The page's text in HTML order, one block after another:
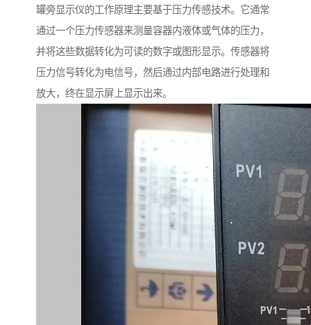
罐旁显示仪的工作原理主要基于压力传感技术。它通常
通过一个压力传感器来测量容器内液体或气体的压力，
并将这些数据转化为可读的数字或图形显示。传感器将
压力信号转化为电信号，然后通过内部电路进行处理和
放大，终在显示屏上显示出来。